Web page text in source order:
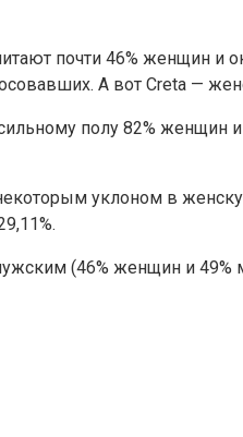
почти 46% женщин и
А вот Creta —
полу 82% женщин
уклоном в
(46% женщин и 49%